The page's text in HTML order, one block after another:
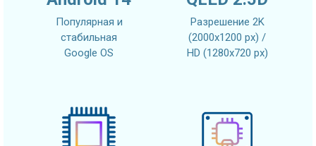
Популярная и
стабильная
Google OS
Разрешение 2K
(2000x1200 px) /
HD (1280x720 px)